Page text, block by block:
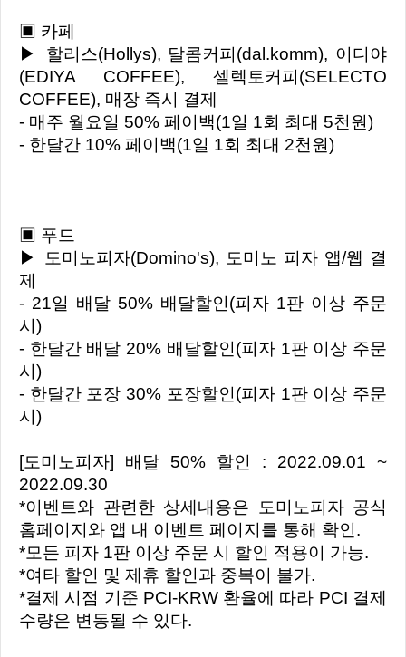
▣ 카페
▶ 할리스(Hollys), 달콤커피(dal.komm), 이디야
(EDIYA COFFEE), 셀렉토커피(SELECTO
COFFEE), 매장 즉시 결제
- 매주 월요일 50% 페이백(1일 1회 최대 5천원)
- 한달간 10% 페이백(1일 1회 최대 2천원)
▣ 푸드
▶ 도미노피자(Domino's), 도미노 피자 앱/웹 결
제
- 21일 배달 50% 배달할인(피자 1판 이상 주문
시)
- 한달간 배달 20% 배달할인(피자 1판 이상 주문
시)
- 한달간 포장 30% 포장할인(피자 1판 이상 주문
시)
[도미노피자] 배달 50% 할인 : 2022.09.01 ~
2022.09.30
*이벤트와 관련한 상세내용은 도미노피자 공식
홈페이지와 앱 내 이벤트 페이지를 통해 확인.
*모든 피자 1판 이상 주문 시 할인 적용이 가능.
*여타 할인 및 제휴 할인과 중복이 불가.
*결제 시점 기준 PCI-KRW 환율에 따라 PCI 결제
수량은 변동될 수 있다.